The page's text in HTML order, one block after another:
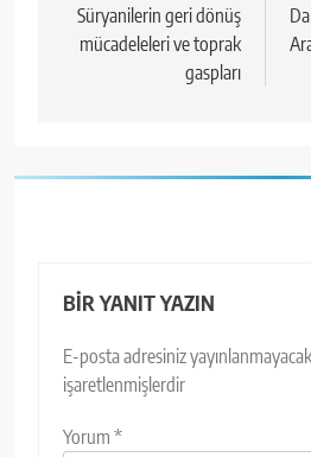
gezinmesi
Süryanilerin geri dönüş
mücadeleleri ve toprak
gaspları
BIR YANIT YAZIN
E-posta adresiniz
işaretlenmişlerdir
Yorum *